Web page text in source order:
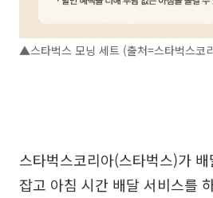
▲스타벅스 모닝 세트 (출처=스타벅스코
스타벅스코리아(스타벅스)가 배
잡고 아침 시간 배달 서비스를